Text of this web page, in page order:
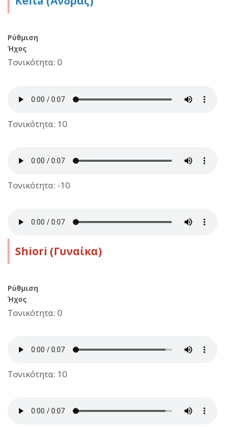
Ρύθμιση
Ήχος
Τονικότητα: 0
Τονικότητα: 10
Τονικότητα: -10
Shiori (Γυναίκα)
Ρύθμιση
Ήχος
Τονικότητα: 0
Τονικότητα: 10